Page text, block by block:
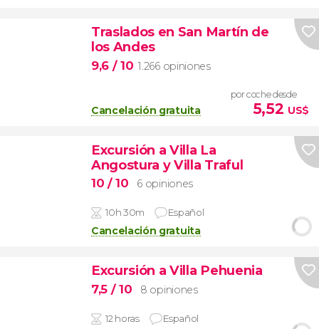
Traslados en San Martín de
los Andes
9,6 / 10 1.266 opiniones
Cancelación gratuita
por coche desde
5,52 US$
Excursión a Villa La
Angostura y Villa Traful
10 / 10 6 opiniones
10h 30m Español
Cancelación gratuita
Excursión a Villa Pehuenia
7,5 / 10 8 opiniones
12 horas Español